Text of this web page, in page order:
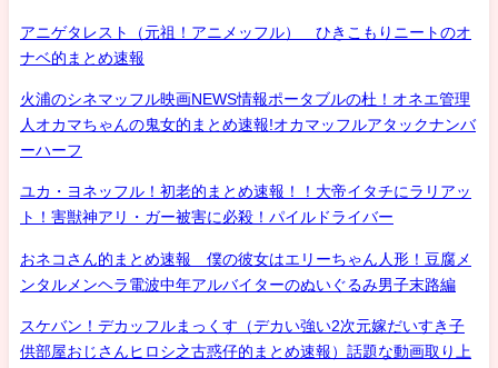
アニゲタレスト（元祖！アニメッフル） ひきこもりニートのオ
ナベ的まとめ速報
火浦のシネマッフル映画NEWS情報ポータブルの杜！オネエ管理
人オカマちゃんの鬼女的まとめ速報!オカマッフルアタックナンバ
ーハーフ
ユカ・ヨネッフル！初老的まとめ速報！！大帝イタチにラリアッ
ト！害獣神アリ・ガー被害に必殺！パイルドライバー
おネコさん的まとめ速報 僕の彼女はエリーちゃん人形！豆腐メ
ンタルメンヘラ電波中年アルバイターのぬいぐるみ男子末路編
スケバン！デカッフルまっくす（デカい強い2次元嫁だいすき子
供部屋おじさんヒロシ之古惑仔的まとめ速報）話題な動画取り上